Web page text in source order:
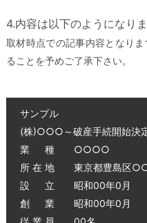
4.内容は以下のようになりま
取材時点での記事内容となり
ることを予めご了承下さい。
サンプル
(株)○○○～破産手続開始決
業 種 ○○○○
所 在 地 東京都豊島
設 立 昭和00年0月
創 業 昭和00年0月